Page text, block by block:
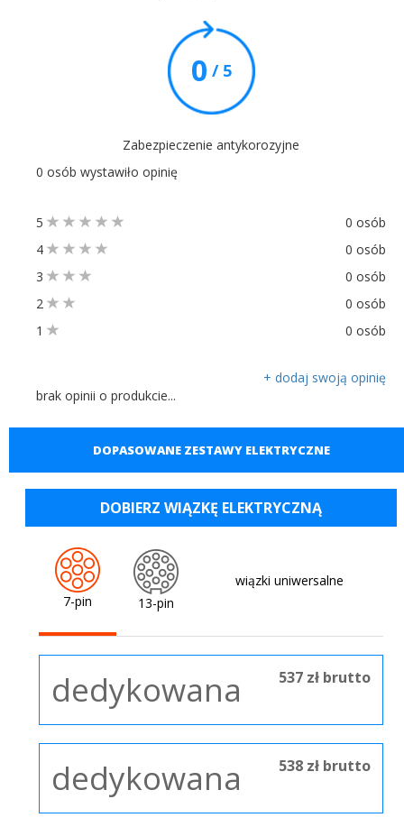
0 / 5
Zabezpieczenie antykorozyjne
0 osób wystawiło opinię
5
0 osób
4
0 osób
3
0 osób
2
0 osób
1
0 osób
+ dodaj swoją opinię
brak opinii o produkcie...
DOPASOWANE ZESTAWY ELEKTRYCZNE
DOBIERZ WIĄZKĘ ELEKTRYCZNĄ
7-pin 13-pin
wiązki uniwersalne
dedykowana 537 zł brutto
dedykowana 538 zł brutto